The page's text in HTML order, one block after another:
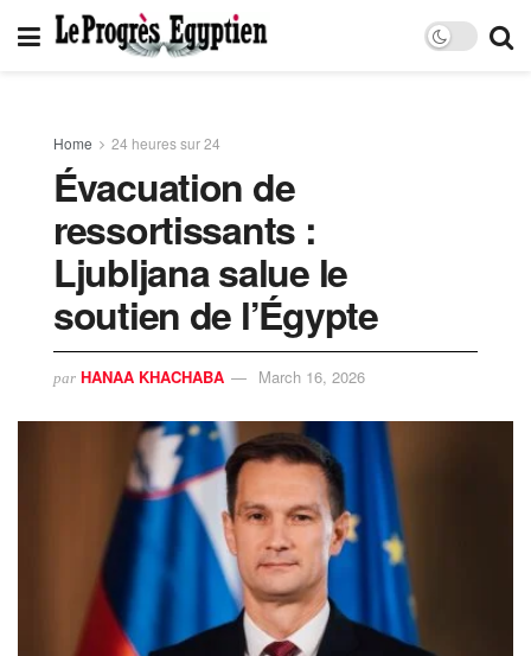
Home 24 heures sur 24
Évacuation de
ressortissants :
Ljubljana salue le
soutien de l’Égypte
par HANAA KHACHABA March 16, 2026